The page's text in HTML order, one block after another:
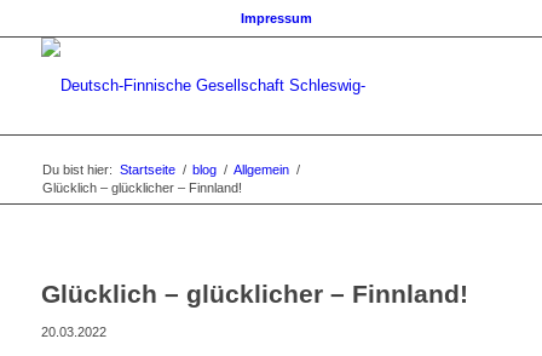
Impressum
Du bist hier: Startseite / blog / Allgemein /
Glücklich – glücklicher – Finnland!
Glücklich – glücklicher – Finnland!
20.03.2022